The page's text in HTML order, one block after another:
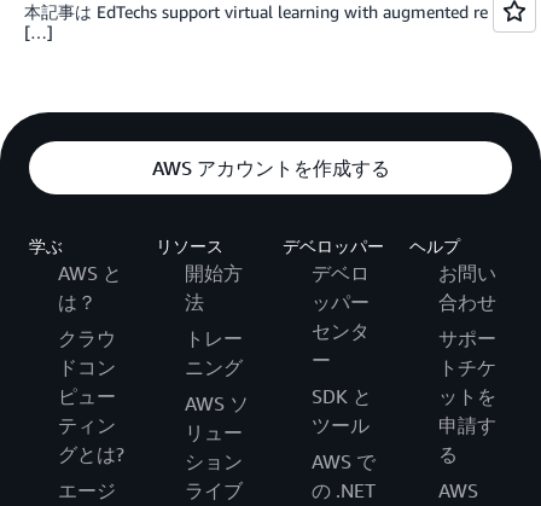
本記事は EdTechs support virtual learning with augmented re
[…]
AWS アカウントを作成する
学ぶ
AWS と
は？
クラウ
ドコン
ピュー
ティン
グとは?
エージ
リソース
開始方
法
トレー
ニング
AWS ソ
リュー
ション
ライブ
デベロッパー
デベロ
ッパー
センタ
ー
SDK と
ツール
AWS で
の .NET
ヘルプ
お問い
合わせ
サポー
トチケ
ットを
申請す
る
AWS